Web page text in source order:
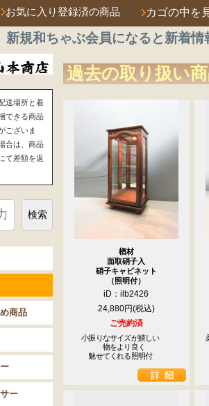
お気に入り登録済の商品 カゴの中を
新規和ちゃぶ会員になると新着情
過去の取り扱い
楢材
面取硝子入
硝子キャビネット
（照明付）
iD：ilb2426
24,880円
ご売約済
小振りなサイズが嬉しい
物をより良く
魅せてくれる照明付
送場所と着
できる商品
ございま
合は、商品
て差額を返
検索
商品
ー